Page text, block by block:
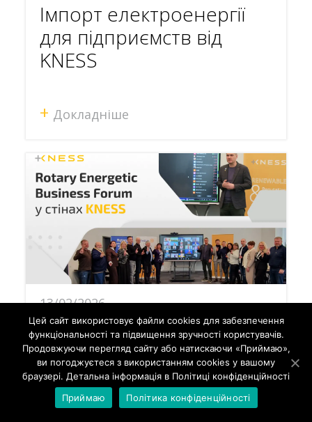
Імпорт електроенергії
для підприємств від
KNESS
+ Докладніше
13/02/2026
У KNESS пройшов D2232
Rotary Energetic Business
Forum
Цей сайт використовує файли cookies для забезпечення
функціональності та підвищення зручності користувачів.
Продовжуючи перегляд сайту або натискаючи «Приймаю»,
ви погоджуєтеся з використанням cookies у вашому
браузері. Детальна інформація в Політиці конфіденційності
Приймаю
Політика конфіденційності